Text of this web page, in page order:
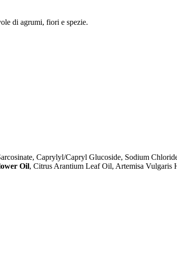
di agrumi, fiori e spezie.
Caprylyl/Capryl Glucoside, Sodium
Oil, Citrus Arantium Leaf Oil, Artemisa